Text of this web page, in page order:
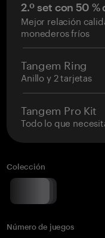
2.º set con 50
Mejor relación
monederos fríos
Tangem Ring
Anillo y 2 tarjetas
Tangem Pro Kit
Todo lo que
Colección
Número de juegos